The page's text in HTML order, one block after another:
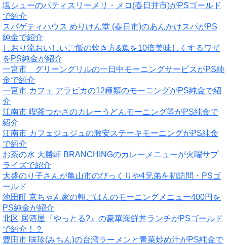
塩シューのパティスリーメリ・メロ(春日井市)がPSゴールド
で紹介
スパゲティハウス めりけん堂 (春日市)のあんかけスパがPS
純金で紹介
しおり流おいしいご飯の炊き方&魚を10倍美味しくするワザ
をPS純金が紹介
一宮市 グリーングリルの一日中モーニングサービスがPS純
金で紹介
一宮市 カフェ アラビカの12種類のモーニングがPS純金で紹
介
江南市 喫茶つかさのカレーうどんモーニング等がPS純金で
紹介
江南市 カフェジュジュの激安ステーキモーニングがPS純金
で紹介
お茶の水 大勝軒 BRANCHINGのカレーメニューが火曜サプ
ライズで紹介
大盛のり子さんが亀山市のびっくりや4兄弟を初訪問・PSゴ
ールド
池田町 京ちゃん家の朝ごはんのモーニングメニュー400円を
PS純金が紹介
北区 居酒屋『やっとる?』の豪華海鮮丼ランチがPSゴールド
で紹介！？
豊田市 味珍(みちん)の台湾ラーメンと青菜炒め汁がPS純金で